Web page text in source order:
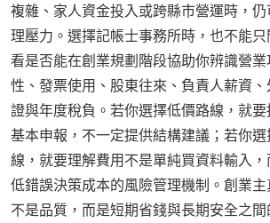
複雜、家人資金投入或跨縣市營運時，
理壓力。選擇記帳士事務所時，也不能
看是否能在創業規劃階段協助你辨識營
性、發票使用、股東往來、負責人薪資
證與年度稅負。若你選擇低價路線，就
基本申報，不一定提供結構建議；若你
線，就要理解費用不是單純買資料輸入
低錯誤決策成本的風險管理機制。創業主
不是品質，而是短期省錢與長期安全之